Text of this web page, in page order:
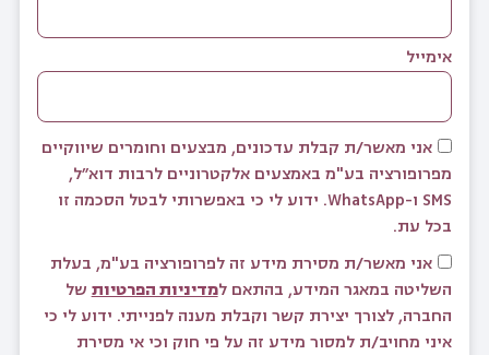
אימייל
אני מאשר/ת קבלת עדכונים, מבצעים וחומרים שיווקיים
מפרופורציה בע"מ באמצעים אלקטרוניים לרבות דוא״ל,
SMS ו-WhatsApp. ידוע לי כי באפשרותי לבטל הסכמה זו
בכל עת.
אני מאשר/ת מסירת מידע זה לפרופורציה בע"מ, בעלת
השליטה במאגר המידע, בהתאם למדיניות הפרטיותשל
החברה, לצורך יצירת קשר וקבלת מענה לפנייתי. ידוע לי כי
איני מחויב/ת למסור מידע זה על פי חוק וכי אי מסירת